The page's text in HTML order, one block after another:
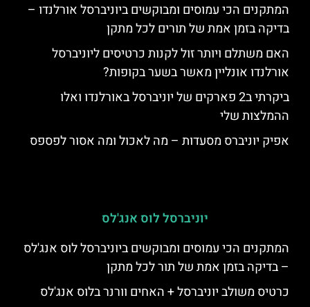
המתקנים הכי עמוסים ומבוקשים ביוניברסל אורלנדו –
בדיקה בזמן אמת של תורים לכל מתקן
האם משתלם ויותר זול לקנות כרטיסים ליוניברסל
אורלנדו אונליין מאשר בשער בקופות?
ביקרתי ב2 פארקים של יוניברסל באורלנדו ואלו
ההמלצות שלי
אפיק יוניברס מסעדות – מה לאכול ומה אסור לפספס
יוניברסל לוס אנג'לס
המתקנים הכי עמוסים ומבוקשים ביוניברסל לוס אנג'לס
– בדיקה בזמן אמת של תור לכל מתקן
כרטיס משולב יוניברסל + האחים וורנר בלוס אנג'לס